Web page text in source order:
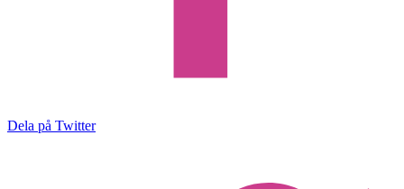
Dela på Twitter